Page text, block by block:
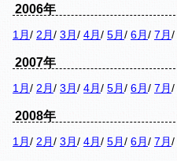
2006年
1月 / 2月 / 3月 / 4月 / 5月 / 6月 / 7月 /
2007年
1月 / 2月 / 3月 / 4月 / 5月 / 6月 / 7月 /
2008年
1月 / 2月 / 3月 / 4月 / 5月 / 6月 / 7月 /